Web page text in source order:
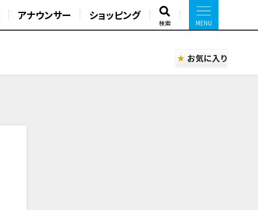
アナウンサー ショッピング
検索
お気に入り